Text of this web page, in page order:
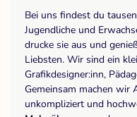
Bei uns findest du
Jugendliche und
drucke sie aus und
Liebsten. Wir sind ein
Grafikdesigner:inn,
Gemeinsam machen wir
unkompliziert und